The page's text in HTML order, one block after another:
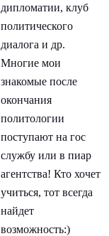
дипломатии, клуб
политического
диалога и др.
Многие мои
знакомые после
окончания
политологии
поступают на гос
службу или в пиар
агентства! Кто хочет
учиться, тот всегда
найдет
возможность:)